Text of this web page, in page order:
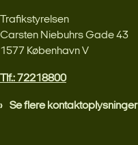
Trafikstyrelsen
Carsten Niebuhrs Gade 43
1577 København V
Tlf.: 72218800
Se flere kontaktoplysninger